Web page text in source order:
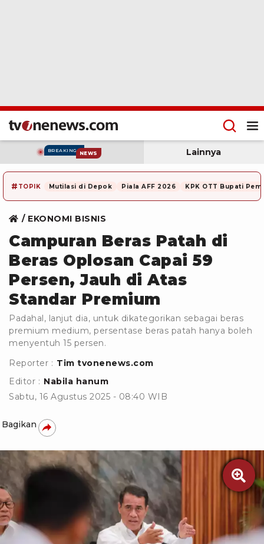
BREAKING NEWS Lainnya
# TOPIK Mutilasi di Depok Piala AFF 2026 KPK OTT Bupati
EKONOMI BISNIS
Campuran Beras Patah di
Beras Oplosan Capai 59
Persen, Jauh di Atas
Standar Premium
Padahal, lanjut dia, untuk dikategorikan sebagai beras
premium medium, persentase beras patah hanya boleh
menyentuh 15 persen.
Reporter : Tim tvonenews.com
Editor : Nabila hanum
Sabtu, 16 Agustus 2025 - 08:40 WIB
Bagikan
